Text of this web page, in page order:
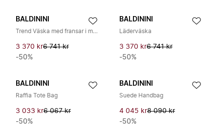
BALDININI
Trend Väska med fransar i mocka
3 370 kr6 741 kr
-50%
BALDININI
Läderväska
3 370 kr6 741 kr
-50%
BALDININI
Raffia Tote Bag
3 033 kr6 067 kr
-50%
BALDININI
Suede Handbag
4 045 kr8 090 kr
-50%